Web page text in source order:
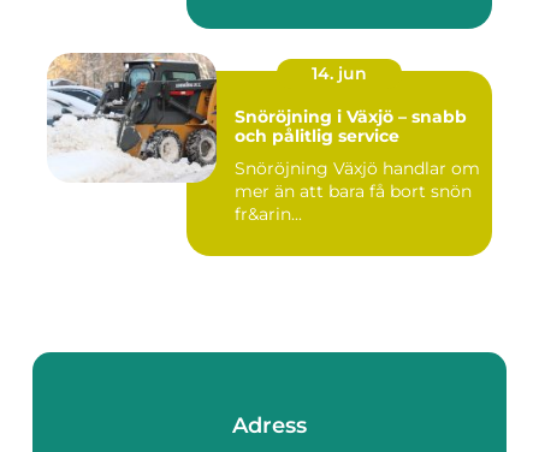
14. jun
Snöröjning i Växjö – snabb
och pålitlig service
Snöröjning Växjö handlar om
mer än att bara få bort snön
fr&arin...
Adress